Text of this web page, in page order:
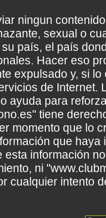
ningun
sexual o
país, el país
Hacer eso
expulsado y, si
de Internet.
ayuda para
tiene
momento que lo
que
esta información
ni
cualquier intento